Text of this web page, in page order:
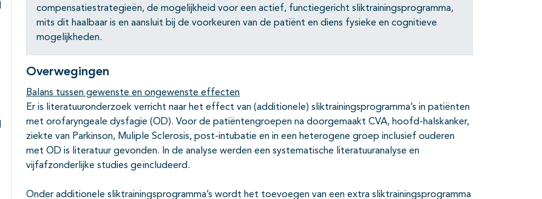
Subpagina's open- en dichtklappen
Subpagina's open- en dichtklappen
compensatiestrategieën, de mogelijkheid voor een actief, functiegericht sliktrainingsprogramma,
mits dit haalbaar is en aansluit bij de voorkeuren van de patiënt en diens fysieke en cognitieve
mogelijkheden.
Overwegingen
Balans tussen gewenste en ongewenste effecten
Er is literatuuronderzoek verricht naar het effect van (additionele) sliktrainingsprogramma’s in patiënten
met orofaryngeale dysfagie (OD). Voor de patiëntengroepen na doorgemaakt CVA, hoofd-halskanker,
ziekte van Parkinson, Muliple Sclerosis, post-intubatie en in een heterogene groep inclusief ouderen
met OD is literatuur gevonden. In de analyse werden een systematische literatuuranalyse en
vijfafzonderlijke studies geïncludeerd.
Onder additionele sliktrainingsprogramma’s wordt het toevoegen van een extra sliktrainingsprogramma